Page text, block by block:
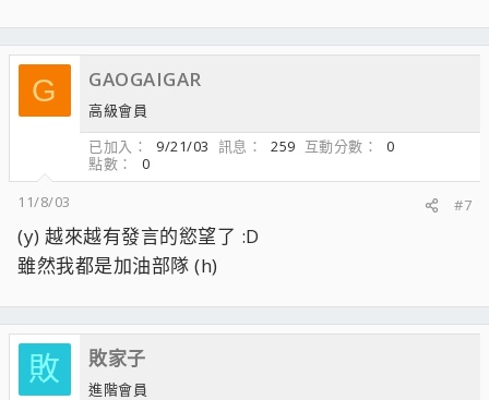
G GAOGAIGAR
高級會員
已加入
9/21/03 訊息 259 互動分數
0
點數
0
11/8/03
#7
(y) 越來越有發言的慾望了 :D
雖然我都是加油部隊 (h)
敗 敗家子
進階會員